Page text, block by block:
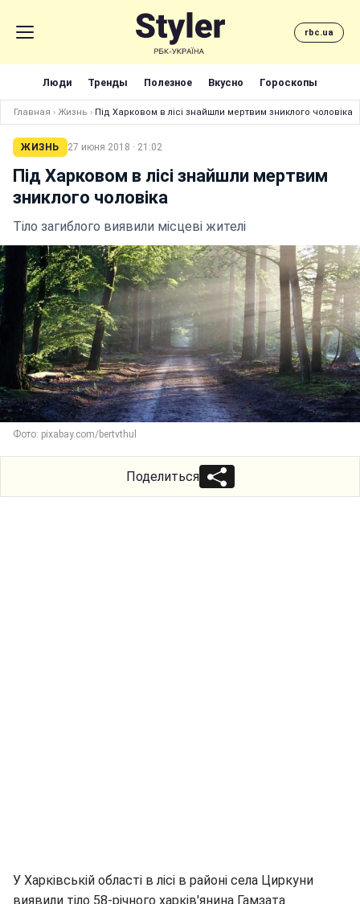
rbc.ua
Люди Тренды Полезное Вкусно Гороскопы
Главная › Жизнь › Під Харковом в лісі знайшли мертвим зниклого чоловіка
ЖИЗНЬ 27 июня 2018 · 21:02
Під Харковом в лісі знайшли мертвим
зниклого чоловіка
Тіло загиблого виявили місцеві жителі
Фото: pixabay.com/bertvthul
Поделиться
У Харківській області в лісі в районі села Циркуни
виявили тіло 58-річного харків'янина Гамзата